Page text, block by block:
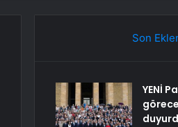
Son
YENİ